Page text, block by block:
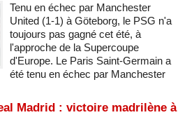
Tenu en échec par Manchester
United (1-1) à Göteborg, le PSG n'a
toujours pas gagné cet été, à
l'approche de la Supercoupe
d'Europe. Le Paris Saint-Germain a
été tenu en échec par Manchester
Madrid : victoire madrilène à